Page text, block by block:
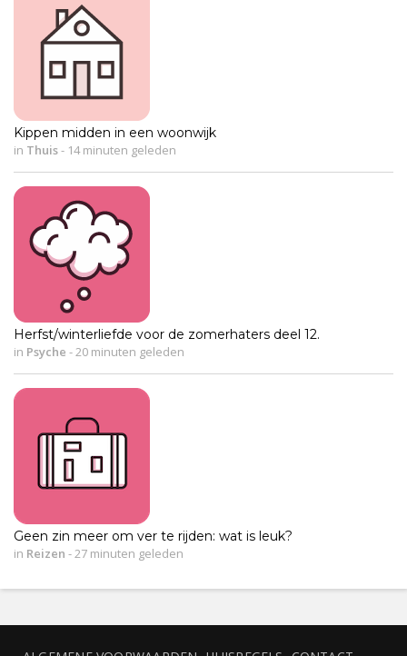
Kippen midden in een woonwijk
in Thuis- 14 minuten geleden
Herfst/winterliefde voor de zomerhaters deel 12.
in Psyche -20 minuten geleden
Geen zin meer om ver te rijden: wat is leuk?
in Reizen -27 minuten geleden